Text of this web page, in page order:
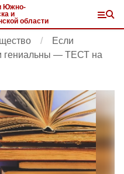
Южно-
и
области
Если
гениальны — ТЕСТ на